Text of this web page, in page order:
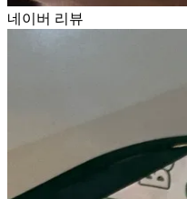
네이버 리뷰